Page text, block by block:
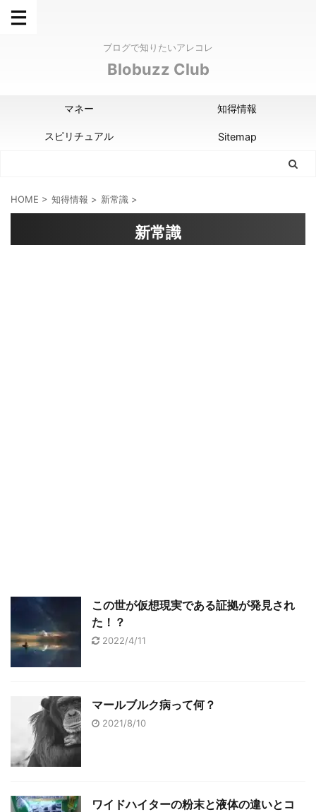
ブログで知りたいアレコレ
Blobuzz Club
マネー 知得情報
スピリチュアル Sitemap
HOME > 知得情報 > 新常識 >
新常識
この世が仮想現実である証拠が発見され
た！？
2022/4/11
マールブルク病って何？
2021/8/10
ワイドハイターの粉末と液体の違いとコ